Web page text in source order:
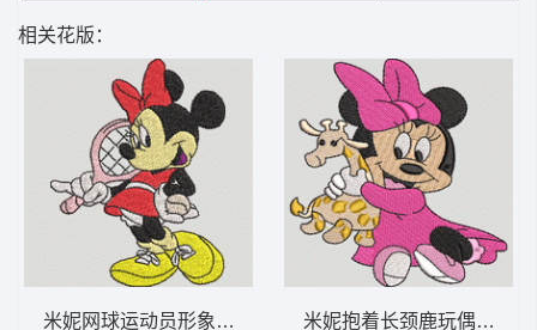
相关花版：
米妮网球运动员形象 米妮 40-DST格式米妮抱着长颈鹿玩偶 米妮